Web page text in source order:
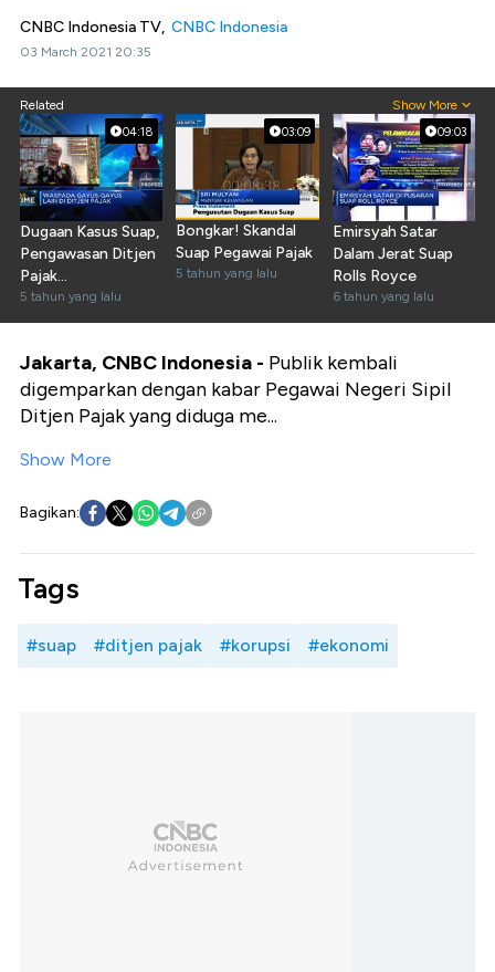
CNBC Indonesia TV, CNBC Indonesia
03 March 2021 20:35
Related Show More
04:18
Dugaan Kasus Suap,
Pengawasan Ditjen
Pajak
Dipertanyakan
5 tahun yang lalu
03:09
Bongkar! Skandal
Suap Pegawai Pajak
5 tahun yang lalu
09:03
Emirsyah Satar
Dalam Jerat Suap
Rolls Royce
6 tahun yang lalu
Jakarta, CNBC Indonesia - Publik kembali
digemparkan dengan kabar Pegawai Negeri Sipil
Ditjen Pajak yang diduga me...
Show More
Bagikan:
Tags
#suap #ditjen pajak #korupsi #ekonomi